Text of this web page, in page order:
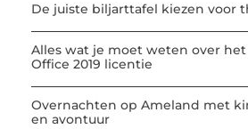
De juiste biljarttafel kiezen voor
Alles wat je moet weten over
Office 2019 licentie
Overnachten op Ameland met
en avontuur